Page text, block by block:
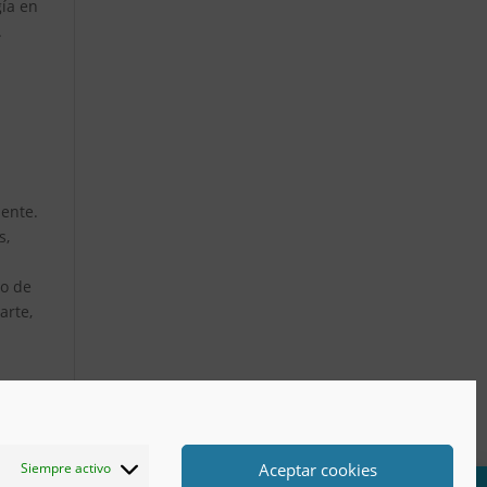
Siempre activo Aceptar cookies
en
de